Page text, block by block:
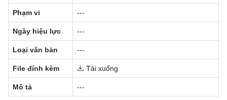
Phạm vi ---
Ngày hiệu lực ---
Loại văn bản ---
File đính kèm Tải xuống
Mô tả ---